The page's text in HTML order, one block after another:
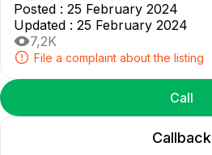
Posted : 25 February 2024
Updated : 25 February 2024
7,2K
File a complaint about the listing
Call
Callback